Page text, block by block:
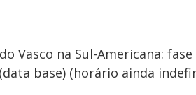
Vasco na Sul-Americana:
base) (horário ainda